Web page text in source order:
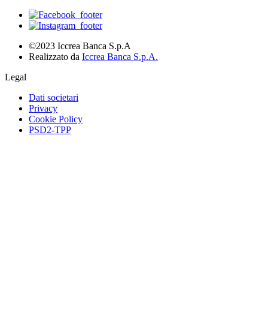
©2023 Iccrea Banca S.p.A
Realizzato da Iccrea Banca S.p.A.
Legal
Dati societari
Privacy
Cookie Policy
PSD2-TPP